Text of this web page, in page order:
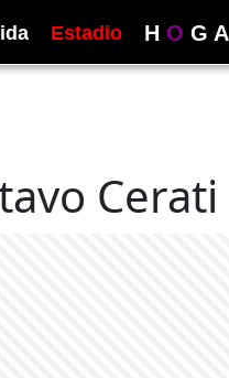
Estadio H O G A
Cerati